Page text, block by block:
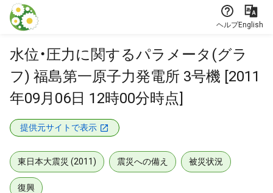
本文に飛ぶ
ヘルプEnglish
水位・圧力に関するパラメータ(グラ
フ) 福島第一原子力発電所 3号機 [2011
年09月06日 12時00分時点]
提供元サイトで表示
東日本大震災 (2011) 震災への備え 被災状況
復興